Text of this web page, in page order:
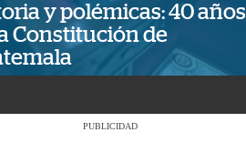
y polémicas: 40 años
Constitución de
PUBLICIDAD